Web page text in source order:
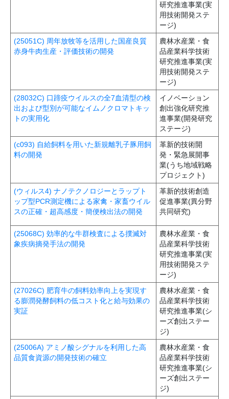
研究推進事業(実
用技術開発ステ
ージ)
(25051C) 周年放牧等を活用した国産良質
赤身牛肉生産・評価技術の開発
農林水産業・食
品産業科学技術
研究推進事業(実
用技術開発ステ
ージ)
(28032C) 口蹄疫ウイルスの全7血清型の検
出および型別が可能なイムノクロマトキッ
トの実用化
イノベーション
創出強化研究推
進事業(開発研究
ステージ)
(c093) 自給飼料を用いた新規離乳子豚用飼
料の開発
革新的技術開
発・緊急展開事
業(うち地域戦略
プロジェクト)
(ウィルス4) ナノテクノロジーとラップト
ップ型PCR測定機による家禽・家畜ウイル
スの正確・超高感度・簡便検出法の開発
革新的技術創造
促進事業(異分野
共同研究)
(25068C) 効率的な牛群検査による撲滅対
象疾病摘発手法の開発
農林水産業・食
品産業科学技術
研究推進事業(実
用技術開発ステ
ージ)
(27026C) 肥育牛の飼料効率向上を実現す
る膨潤発酵飼料の低コスト化と給与効果の
実証
農林水産業・食
品産業科学技術
研究推進事業(シ
ーズ創出ステー
ジ)
(25006A) アミノ酸シグナルを利用した高
品質食資源の開発技術の確立
農林水産業・食
品産業科学技術
研究推進事業(シ
ーズ創出ステー
ジ)